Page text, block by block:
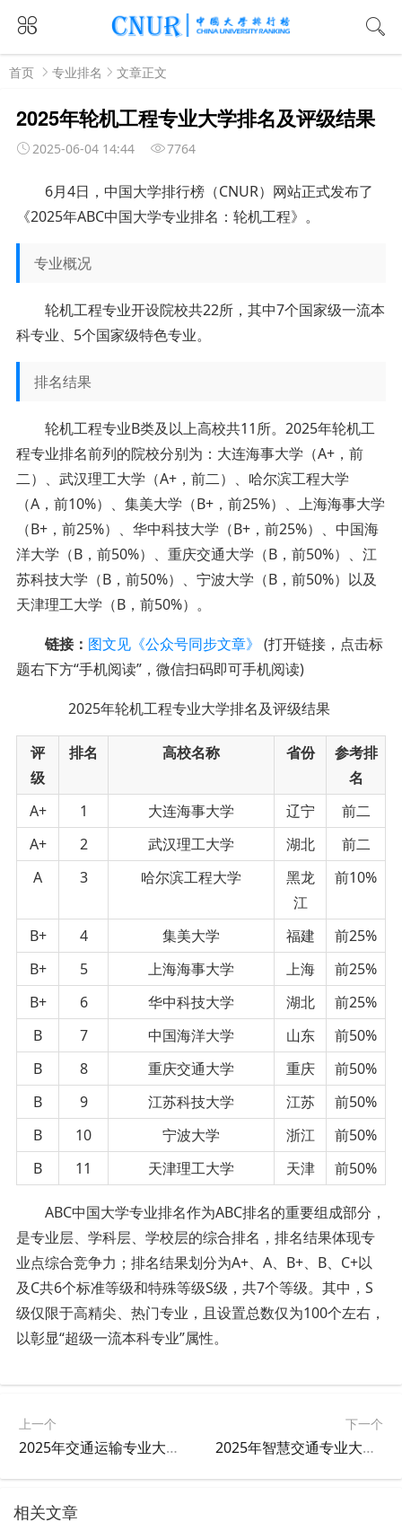
首页 专业排名 文章正文
2025年轮机工程专业大学排名及评级结果
2025-06-04 14:44 7764
6月4日，中国大学排行榜（CNUR）网站正式发布了
《2025年ABC中国大学专业排名：轮机工程》。
专业概况
轮机工程专业开设院校共22所，其中7个国家级一流本
科专业、5个国家级特色专业。
排名结果
轮机工程专业B类及以上高校共11所。2025年轮机工
程专业排名前列的院校分别为：大连海事大学（A+，前
二）、武汉理工大学（A+，前二）、哈尔滨工程大学
（A，前10%）、集美大学（B+，前25%）、上海海事大学
（B+，前25%）、华中科技大学（B+，前25%）、中国海
洋大学（B，前50%）、重庆交通大学（B，前50%）、江
苏科技大学（B，前50%）、宁波大学（B，前50%）以及
天津理工大学（B，前50%）。
链接： 图文见《公众号同步文章》 (打开链接，点击标
题右下方“手机阅读”，微信扫码即可手机阅读)
2025年轮机工程专业大学排名及评级结果
评
级
排名 高校名称 省份
参考排
名
A+
1 大连海事大学 辽宁
前二
A+
2 武汉理工大学 湖北
前二
A
3 哈尔滨工程大学
黑龙
江
前10%
B+ 4 集美大学 福建
前25%
B+
5 上海海事大学 上海
前25%
B+
6 华中科技大学 湖北
前25%
B
7 中国海洋大学 山东
前50%
B
8 重庆交通大学 重庆
前50%
B
9 江苏科技大学 江苏
前50%
B
10 宁波大学 浙江
前50%
B
11 天津理工大学 天津 前50%
ABC中国大学专业排名作为ABC排名的重要组成部分，
是专业层、学科层、学校层的综合排名，排名结果体现专
业点综合竞争力；排名结果划分为A+、A、B+、B、C+以
及C共6个标准等级和特殊等级S级，共7个等级。其中，S
级仅限于高精尖、热门专业，且设置总数仅为100个左右，
以彰显“超级一流本科专业”属性。
上一个
2025年交通运输专业大学排名及评级结果
下一个
2025年智慧交通专业大学排名及评级结果
相关文章